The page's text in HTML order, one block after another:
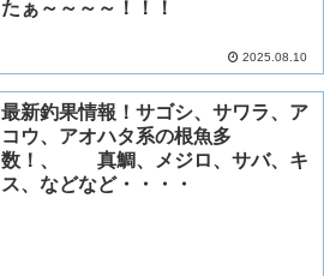
たぁ～～～～！！！
2025.08.10
最新釣果情報！サゴシ、サワラ、ア
コウ、アオハタ系の根魚多
数！、 真鯛、メジロ、サバ、キ
ス、などなど・・・・